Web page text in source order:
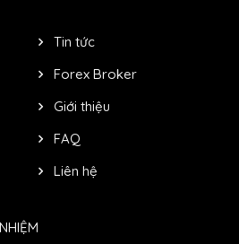
Tin tức
Forex Broker
Giới thiệu
FAQ
Liên hệ